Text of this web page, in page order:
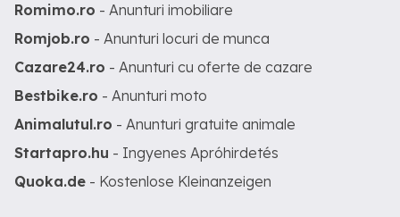
Romimo.ro - Anunturi imobiliare
Romjob.ro - Anunturi locuri de munca
Cazare24.ro - Anunturi cu oferte de cazare
Bestbike.ro - Anunturi moto
Animalutul.ro - Anunturi gratuite animale
Startapro.hu - Ingyenes Apróhirdetés
Quoka.de - Kostenlose Kleinanzeigen